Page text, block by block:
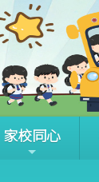
家校同心